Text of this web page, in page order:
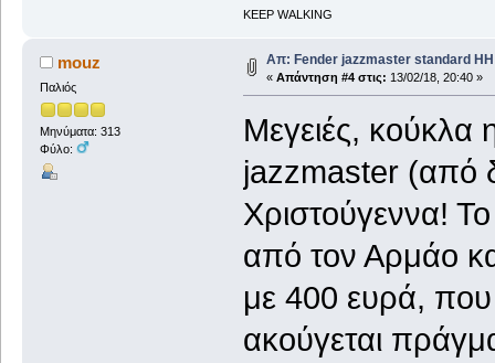
KEEP WALKING
mouz
Παλιός
Μηνύματα: 313
Φύλο:
Απ: Fender jazzmaster standard
« Απάντηση #4 στις: 13/02/18, 20:40 »
Μεγειές, κούκλα
jazzmaster (από
Χριστούγεννα!
από τον Αρμάο
με 400 ευρά, που
ακούγεται